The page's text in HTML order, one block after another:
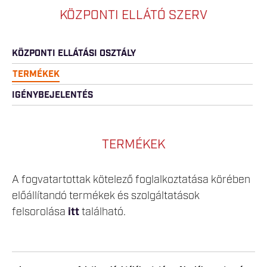
KÖZPONTI ELLÁTÓ SZERV
KÖZPONTI ELLÁTÁSI OSZTÁLY
TERMÉKEK
IGÉNYBEJELENTÉS
TERMÉKEK
A fogvatartottak kötelező foglalkoztatása körében
előállítandó termékek és szolgáltatások
felsorolása itttalálható.